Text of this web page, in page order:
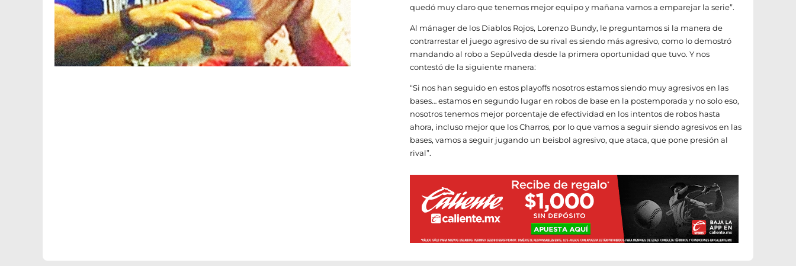
quedó muy claro que tenemos mejor equipo y mañana vamos a emparejar la serie”.
Al mánager de los Diablos Rojos, Lorenzo Bundy, le preguntamos si la manera de
contrarrestar el juego agresivo de su rival es siendo más agresivo, como lo demostró
mandando al robo a Sepúlveda desde la primera oportunidad que tuvo. Y nos
contestó de la siguiente manera:
“Si nos han seguido en estos playoffs nosotros estamos siendo muy agresivos en las
bases… estamos en segundo lugar en robos de base en la postemporada y no solo eso,
nosotros tenemos mejor porcentaje de efectividad en los intentos de robos hasta
ahora, incluso mejor que los Charros, por lo que vamos a seguir siendo agresivos en las
bases, vamos a seguir jugando un beisbol agresivo, que ataca, que pone presión al
rival”.